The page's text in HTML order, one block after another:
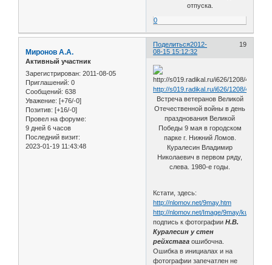
отпуска.
0
Поделиться 19
2012-
08-15 15:12:32
Миронов А.А.
Активный участник
Зарегистрирован: 2011-08-05
Приглашений: 0
Сообщений: 638
Уважение: [+76/-0]
Позитив: [+16/-0]
Провел на форуме:
9 дней 6 часов
Последний визит:
2023-01-19 11:43:48
http://s019.radikal.ru/i626/1208/4a/
Встреча ветеранов Великой
Отечественной войны в день
празднования Великой
Победы 9 мая в городском
парке г. Нижний Ломов.
Куралесин Владимир
Николаевич в первом ряду,
слева. 1980-е годы.
Кстати, здесь:
http://nlomov.net/9may.htm
http://nlomov.net/Image/9may/
подпись к фотографииН.В.
Куралесин у стен
рейхстагаошибочна.
Ошибка в инициалах и на
фотографии запечатлен не